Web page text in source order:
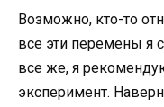
Возможно, кто-то
все эти перемены я
все же, я
эксперимент.